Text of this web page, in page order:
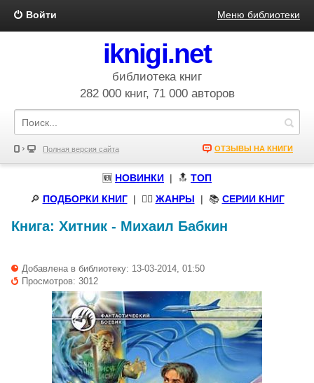
Войти Меню библиотеки
iknigi.net
библиотека книг
282 000 книг, 71 000 авторов
Полная версия сайта ОТЗЫВЫ НА КНИГИ
🆕 НОВИНКИ | 🔝 ТОП
🔎 ПОДБОРКИ КНИГ| 🧝‍♀️ ЖАНРЫ | 📚 СЕРИИ КНИГ
Книга: Хитник - Михаил Бабкин
Добавлена в библиотеку: 13-03-2014, 01:50
Просмотров: 3012